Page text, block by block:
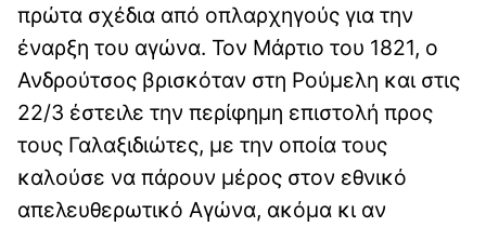
πρώτα σχέδια από οπλαρχηγούς για την
έναρξη του αγώνα. Τον Μάρτιο του 1821, ο
Ανδρούτσος βρισκόταν στη Ρούμελη και στις
22/3 έστειλε την περίφημη επιστολή προς
τους Γαλαξιδιώτες, με την οποία τους
καλούσε να πάρουν μέρος στον εθνικό
απελευθερωτικό Αγώνα, ακόμα κι αν